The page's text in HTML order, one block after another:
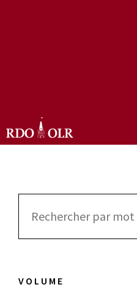
Search
VOLUME